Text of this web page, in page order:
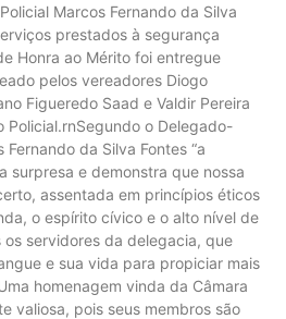
Marcos Fernando da Silva
prestados à segurança
Honra ao Mérito foi entregue
pelos vereadores Diogo
Figueredo Saad e Valdir Pereira
Policial.rnSegundo o Delegado-
Fernando da Silva Fontes “a
surpresa e demonstra que nossa
assentada em princípios éticos
o espírito cívico e o alto nível de
servidores da delegacia, que
e sua vida para propiciar mais
homenagem vinda da Câmara
valiosa, pois seus membros são